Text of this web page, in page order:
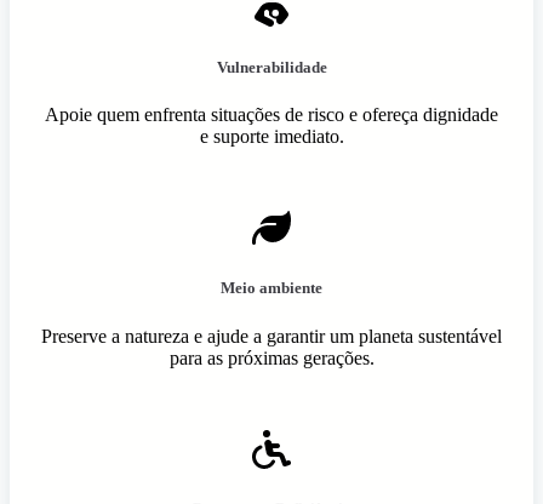
Vulnerabilidade
Apoie quem enfrenta situações de risco e ofereça dignidade
e suporte imediato.
Meio ambiente
Preserve a natureza e ajude a garantir um planeta sustentável
para as próximas gerações.